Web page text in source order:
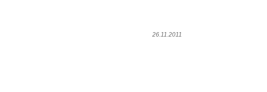
26.11.2011